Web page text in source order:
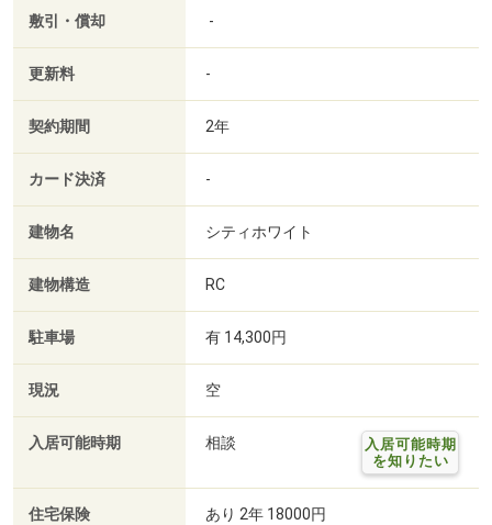
敷引・償却 -
更新料 -
契約期間 2年
カード決済 -
建物名 シティホワイト
建物構造 RC
駐車場 有 14,300円
現況 空
入居可能時期 相談
入居可能時期
を知りたい
住宅保険 あり 2年 18000円